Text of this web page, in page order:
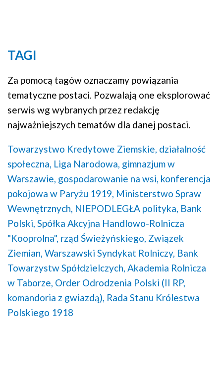
TAGI
Za pomocą tagów oznaczamy powiązania
tematyczne postaci. Pozwalają one eksplorować
serwis wg wybranych przez redakcję
najważniejszych tematów dla danej postaci.
Towarzystwo Kredytowe Ziemskie, działalność
społeczna, Liga Narodowa, gimnazjum w
Warszawie, gospodarowanie na wsi, konferencja
pokojowa w Paryżu 1919, Ministerstwo Spraw
Wewnętrznych, NIEPODLEGŁA polityka, Bank
Polski, Spółka Akcyjna Handlowo-Rolnicza
"Kooprolna", rząd Świeżyńskiego, Związek
Ziemian, Warszawski Syndykat Rolniczy, Bank
Towarzystw Spółdzielczych, Akademia Rolnicza
w Taborze, Order Odrodzenia Polski (II RP,
komandoria z gwiazdą), Rada Stanu Królestwa
Polskiego 1918